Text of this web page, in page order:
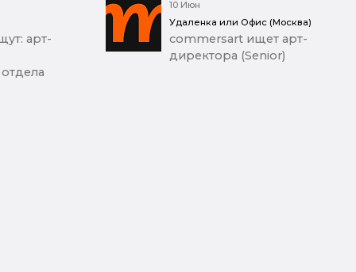
арт-
10 Июн
Удаленка или Офис (Москва)
commersart ищет арт-
директора (Senior)